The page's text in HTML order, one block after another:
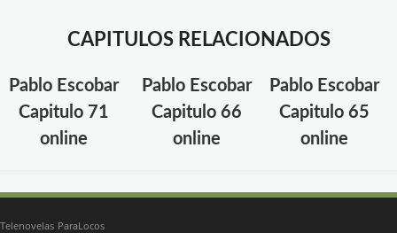
CAPITULOS RELACIONADOS
Pablo Escobar
Capitulo 71
online
Pablo Escobar
Capitulo 66
online
Pablo Escobar
Capitulo 65
online
Telenovelas ParaLocos